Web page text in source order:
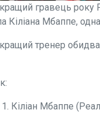
гравець року
Кіліана Мбаппе,
тренер
1. Кіліан Мбаппе